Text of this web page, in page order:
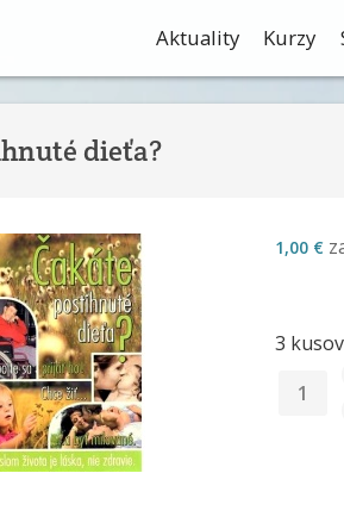
Aktuality Kurzy
dieťa?
1,00 €
3